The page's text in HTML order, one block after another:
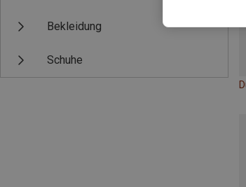
Bekleidung
Schuhe